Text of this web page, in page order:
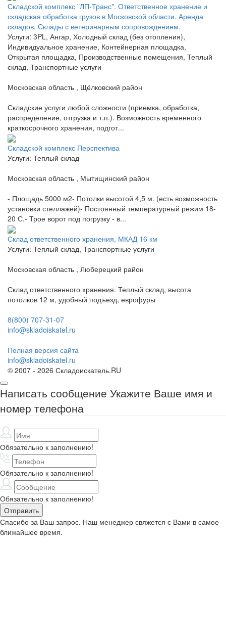
Складской комплекс "ЛП-Транс". Ответственное хранение и
складская обработка грузов в Московской области. Аренда
складов. Склады с ветеринарным сопровождением.
Услуги: 3PL, Ангар, Холодный склад (без отопления),
Индивидуальное хранение, Контейнерная площадка,
Открытая площадка, Производственные помещения, Теплый
склад, Транспортные услуги
Московская область , Щёлковский район
Складские услуги любой сложности (приемка, обработка,
распределение, отгрузка и т.п.). Возможность временного
краткосрочного хранения, подгот...
Складской комплекс Перспектива
Услуги: Теплый склад
Московская область , Мытищинский район
- Площадь 5000 м2- Потолки высотой 4,5 м. (есть возможность
установки стеллажей)- Постоянный температурный режим 18-
20 С.- Трое ворот под погрузку - в...
Склад ответственного хранения, МКАД 16 км
Услуги: Теплый склад, Транспортные услуги
Московская область , Люберецкий район
Склад ответственного хранения. Теплый склад, высота
потолков 12 м, удобный подъезд, еврофуры
8(800) 707-31-07
info@skladoiskatel.ru
Полная версия сайта
info@skladoiskatel.ru
© 2007 - 2026 Складоискатель.RU
Написать сообщение Укажите Ваше имя и
номер телефона
Обязательно к заполнению!
Обязательно к заполнению!
Обязательно к заполнению!
Спасибо за Ваш запрос. Наш менеджер свяжется с Вами в самое
ближайшее время.